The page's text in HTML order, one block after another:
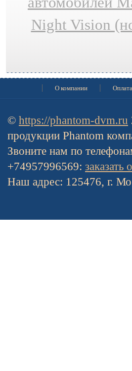
Night Vision
О компании
© https://phantom-dvm.ru
продукции Phantom
Звоните нам по
+74957996569: заказать
Наш адрес: 125476, г.